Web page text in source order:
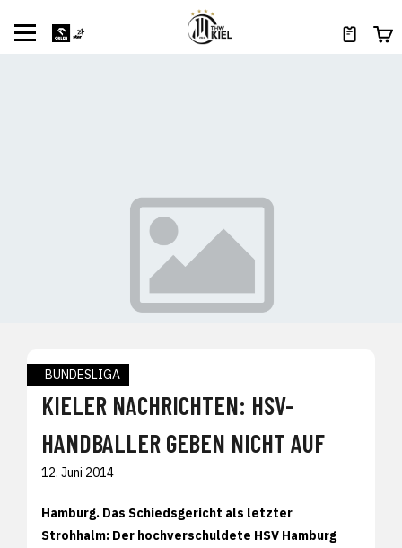
BUNDESLIGA
KIELER NACHRICHTEN: HSV-
HANDBALLER GEBEN NICHT AUF
12. Juni 2014
Hamburg. Das Schiedsgericht als letzter
Strohhalm: Der hochverschuldete HSV Hamburg